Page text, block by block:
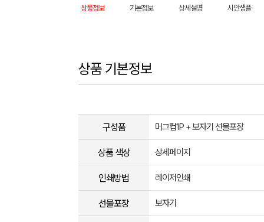
상품정보 기본정보 상세설명 시안샘플
상품 기본정보
구성품 머그컵1P + 보자기 선물포장
상품 색상 상세페이지
인쇄방법 레이저인쇄
선물포장 보자기